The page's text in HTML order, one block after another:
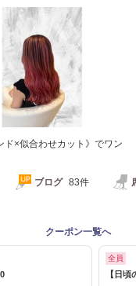
ド×似合わせカット》でワン
ブログ 83件
クーポン一覧へ
全員
【日